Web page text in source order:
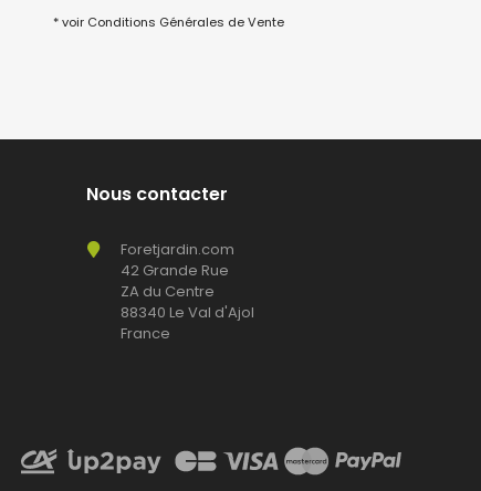
* voir Conditions Générales de Vente
Nous contacter
Foretjardin.com
42 Grande Rue
ZA du Centre
88340 Le Val d'Ajol
France